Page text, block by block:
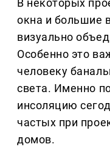
В некоторых
окна и большие
визуально
Особенно это
человеку
света. Именно
инсоляцию
частых при
домов.